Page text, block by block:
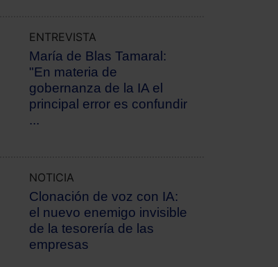
ENTREVISTA
María de Blas Tamaral:
"En materia de
gobernanza de la IA el
principal error es confundir
...
NOTICIA
Clonación de voz con IA:
el nuevo enemigo invisible
de la tesorería de las
empresas